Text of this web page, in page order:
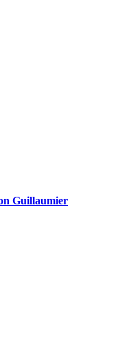
Guillaumier